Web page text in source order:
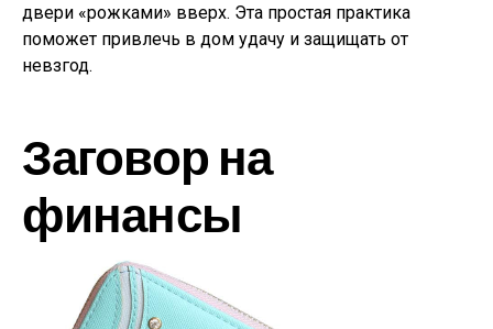
двери «рожками» вверх. Эта простая практика
поможет привлечь в дом удачу и защищать от
невзгод.
Заговор на
финансы